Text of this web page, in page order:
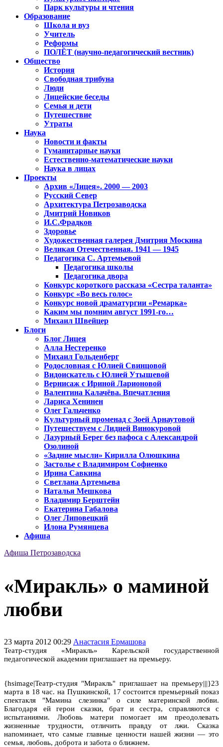
Парк культуры и чтения
Образование
Школа и вуз
Учитель
Реформы
ПОЛЁТ (научно-педагогический вестник)
Общество
История
Свободная трибуна
Люди
Лицейские беседы
Семья и дети
Путешествие
Утраты
Наука
Новости и факты
Гуманитарные науки
Естественно-математические науки
Наука в лицах
Проекты
Архив «Лицея». 2000 — 2003
Русский Север
Архитектура Петрозаводска
Дмитрий Новиков
И.С.Фрадков
Здоровье
Художественная галерея Дмитрия Москина
Великая Отечественная. 1941 — 1945
Педагогика С. Артемьевой
Педагогика школы
Педагогика двора
Конкурс короткого рассказа «Сестра таланта»
Конкурс «Во весь голос»
Конкурс новой драматургии «Ремарка»
Каким мы помним август 1991-го…
Михаил Швейцер
Блоги
Блог Лицея
Алла Нестеренко
Михаил Гольденберг
Родословная с Юлией Свинцовой
Видоискатель с Юлией Утышевой
Вернисаж с Ириной Ларионовой
Валентина Калачёва. Впечатления
Лариса Хенинен
Олег Гальченко
Культурный променад с Зоей Арнаутовой
Путешествуем с Лидией Винокуровой
Лазурный Берег без пафоса с Александрой
Озолиной
«Задние мысли» Кирилла Олюшкина
Застолье с Владимиром Софиенко
Ирина Савкина
Светлана Артемьева
Наталья Мешкова
Владимир Берштейн
Екатерина Габалова
Олег Липовецкий
Илона Румянцева
Афиша
Афиша Петрозаводска
«Миракль» о маминой
любви
23 марта 2012 00:29 Анастасия Ермашова
Театр-студия «Миракль» Карельской государственной
педагогической академии приглашает на премьеру.
{hsimage|Театр-студия "Миракль" приглашает на премьеру|||}23
марта в 18 час. на Пушкинской, 17 состоится премьерный показ
спектакля "Мамина слезинка" о силе материнской любви.
Благодаря ей герои сказки, брат и сестра, справляются с
испытаниями. Любовь матери помогает им преодолевать
жизненные трудности, отличить правду от лжи. Сказка
напоминает, что самые главные ценности нашей жизни — это
семья, любовь, доброта и забота о ближнем.